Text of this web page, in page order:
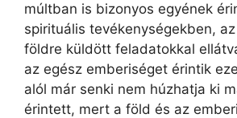
múltban is bizonyos egyének
spirituális tevékenységekben,
földre küldött feladatokkal
az egész emberiséget érintik
alól már senki nem húzhatja ki
érintett, mert a föld és az